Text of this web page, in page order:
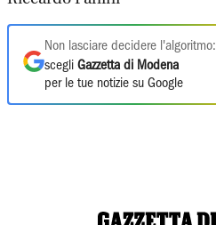
Non lasciare decidere l'algoritmo:
scegli Gazzetta di Modena
per le tue notizie su Google